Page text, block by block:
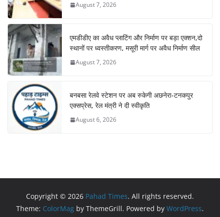
August 7, 2026
एमडीडीए का अवैध प्लाटिंग और निर्माण पर बड़ा एक्शन,दो
स्थानों पर ध्वस्तीकरण, मसूरी मार्ग पर अवैध निर्माण सील
August 7, 2026
बनबसा रेलवे स्टेशन पर अब रुकेगी अछनेरा-टनकपुर
एक्सप्रेस, रेल मंत्री ने दी स्वीकृति
August 6, 2026
Copyright © 2026 Pahad Times. All rights reserved.
Theme: ColorMag by ThemeGrill. Powered by WordPress.